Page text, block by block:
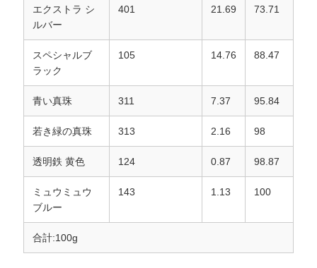
エクストラ シ
ルバー
401 21.69 73.71
スペシャルブ
ラック
105 14.76 88.47
青い真珠 311 7.37 95.84
若き緑の真珠 313 2.16 98
透明鉄 黄色 124 0.87 98.87
ミュウミュウ
ブルー
143 1.13 100
合計:100g